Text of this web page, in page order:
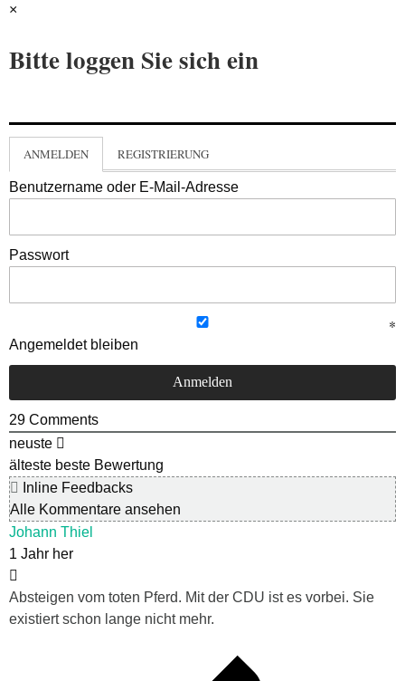
×
Bitte loggen Sie sich ein
ANMELDEN REGISTRIERUNG
Benutzername oder E-Mail-Adresse
Passwort
Angemeldet bleiben
29 Comments
neuste
älteste beste Bewertung
Inline Feedbacks
Alle Kommentare ansehen
Johann Thiel
1 Jahr her
Absteigen vom toten Pferd. Mit der CDU ist es vorbei. Sie
existiert schon lange nicht mehr.